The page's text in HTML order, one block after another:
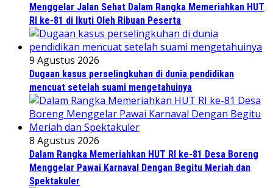
Menggelar Jalan Sehat Dalam Rangka Memeriahkan HUT
RI ke-81 di Ikuti Oleh Ribuan Peserta
9 Agustus 2026
Dugaan kasus perselingkuhan di dunia pendidikan
mencuat setelah suami mengetahuinya
8 Agustus 2026
Dalam Rangka Memeriahkan HUT RI ke-81 Desa Boreng
Menggelar Pawai Karnaval Dengan Begitu Meriah dan
Spektakuler